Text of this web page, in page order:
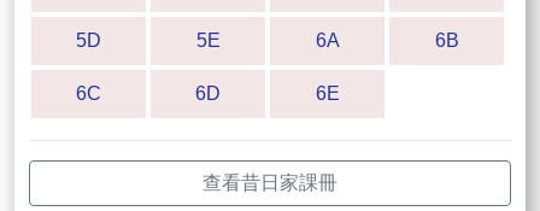
5D 5E 6A 6B
6C 6D 6E
查看昔日家課冊